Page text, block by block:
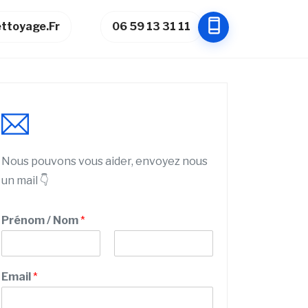
06 59 13 31 11
Nous pouvons vous aider, envoyez nous
un mail 👇
Prénom / Nom*
r
é
Email*